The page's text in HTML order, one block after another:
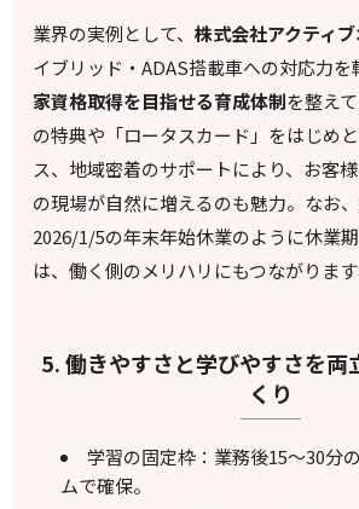
業界の実例として、株式会社アクティ
イブリッド・ADAS搭載車への対応力を
家資格取得を目指せる育成体制を整え
の特典や「ロータスカード」をはじめ
ス、地域密着のサポートにより、お客
の現場が自然に増えるのも魅力。なお
2026/1/5の年末年始休業のように休業
は、働く側のメリハリにもつながりま
5. 働きやすさと学びやすさを両
くり
学習の固定枠：業務後15〜30分
ムで確保。